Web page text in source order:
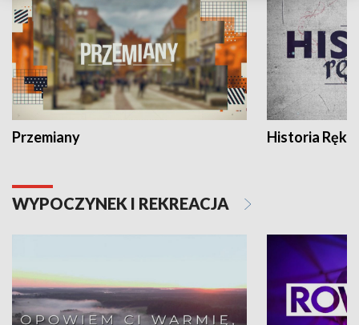
Przemiany Historia Ręką
WYPOCZYNEK I REKREACJA